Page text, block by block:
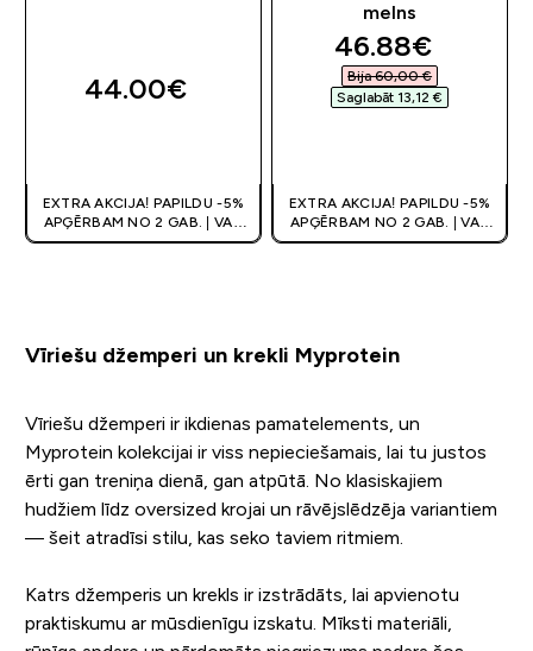
44.00€‎
EXTRA AKCIJA! PAPILDU -5%
APĢĒRBAM NO 2 GAB. | VAR
APVIENOT AR KUPONU
melns
discounted
46.88€‎
Bija 60,00 €‎
Saglabāt 13,12 €‎
EXTRA AKCIJA! PAPILDU -5%
APĢĒRBAM NO 2 GAB. | VAR
APVIENOT AR KUPONU
Vīriešu džemperi un krekli Myprotein
Vīriešu džemperi ir ikdienas pamatelements, un
Myprotein kolekcijai ir viss nepieciešamais, lai tu justos
ērti gan treniņa dienā, gan atpūtā. No klasiskajiem
hudžiem līdz oversized krojai un rāvējslēdzēja variantiem
— šeit atradīsi stilu, kas seko taviem ritmiem.
Katrs džemperis un krekls ir izstrādāts, lai apvienotu
praktiskumu ar mūsdienīgu izskatu. Mīksti materiāli,